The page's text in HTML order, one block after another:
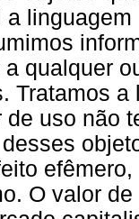
qualquer
Tratamos
uso não
O valor